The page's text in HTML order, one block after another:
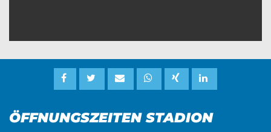
ÖFFNUNGSZEITEN STADION